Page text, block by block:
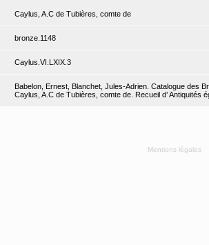
Caylus, A.C de Tubières, comte de
bronze.1148
Caylus.VI.LXIX.3
Babelon, Ernest, Blanchet, Jules-Adrien. Catalogue des
Caylus, A.C de Tubières, comte de. Recueil d’
Mentions légales